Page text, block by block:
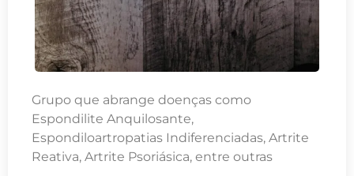
Grupo que abrange doenças como
Espondilite Anquilosante,
Espondiloartropatias Indiferenciadas, Artrite
Reativa, Artrite Psoriásica, entre outras